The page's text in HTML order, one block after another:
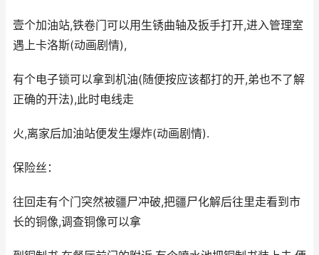
壹个加油站,铁卷门可以用生锈曲轴及扳手打开,进入管理室
遇上卡洛斯(动画剧情),
有个电子锁可以拿到机油(随便按应该都打的开,弟也不了解
正确的开法),此时电线走
火,离家后加油站便发生爆炸(动画剧情).
保险丝：
往回走有个门突然被疆尸冲破,把疆尸化解后往里走看到市
长的铜像,调查铜像可以拿